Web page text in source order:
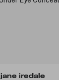
jane iredale